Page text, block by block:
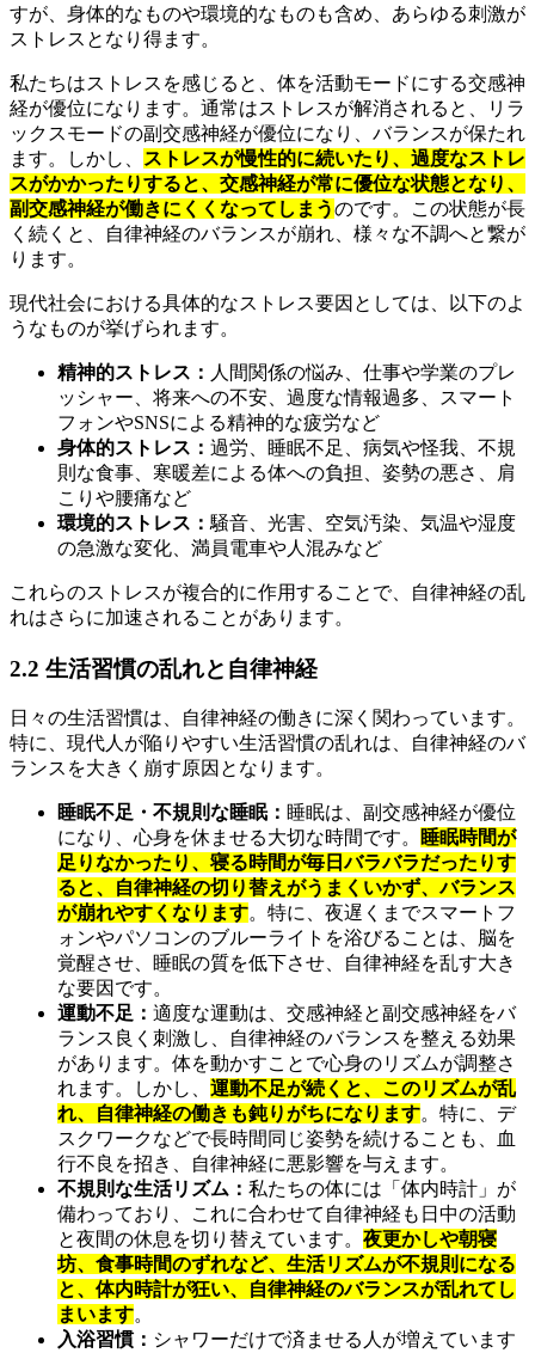
すが、身体的なものや環境的なものも含め、あらゆる刺激が
ストレスとなり得ます。
私たちはストレスを感じると、体を活動モードにする交感神
経が優位になります。通常はストレスが解消されると、リラ
ックスモードの副交感神経が優位になり、バランスが保たれ
ます。しかし、
ストレスが慢性的に続いたり、過度なストレ
スがかかったりすると、交感神経が常に優位な状態となり、
副交感神経が働きにくくなってしまうのです。この状態が長
く続くと、自律神経のバランスが崩れ、様々な不調へと繋が
ります。
現代社会における具体的なストレス要因としては、以下のよ
うなものが挙げられます。
精神的ストレス： 人間関係の悩み、仕事や学業のプレ
ッシャー、将来への不安、過度な情報過多、スマート
フォンやSNSによる精神的な疲労など
身体的ストレス： 過労、睡眠不足、病気や怪我、不規
則な食事、寒暖差による体への負担、姿勢の悪さ、肩
こりや腰痛など
環境的ストレス： 騒音、光害、空気汚染、気温や湿度
の急激な変化、満員電車や人混みなど
これらのストレスが複合的に作用することで、自律神経の乱
れはさらに加速されることがあります。
2.2 生活習慣の乱れと自律神経
日々の生活習慣は、自律神経の働きに深く関わっています。
特に、現代人が陥りやすい生活習慣の乱れは、自律神経のバ
ランスを大きく崩す原因となります。
睡眠不足・不規則な睡眠： 睡眠は、副交感神経が優位
になり、心身を休ませる大切な時間です。
睡眠時間が
足りなかったり、寝る時間が毎日バラバラだったりす
ると、自律神経の切り替えがうまくいかず、バランス
が崩れやすくなります。特に、夜遅くまでスマートフ
ォンやパソコンのブルーライトを浴びることは、脳を
覚醒させ、睡眠の質を低下させ、自律神経を乱す大き
な要因です。
運動不足： 適度な運動は、交感神経と副交感神経をバ
ランス良く刺激し、自律神経のバランスを整える効果
があります。体を動かすことで心身のリズムが調整さ
れます。しかし、 運動不足が続くと、このリズムが乱
れ、自律神経の働きも鈍りがちになります。特に、デ
スクワークなどで長時間同じ姿勢を続けることも、血
行不良を招き、自律神経に悪影響を与えます。
不規則な生活リズム： 私たちの体には「体内時計」が
備わっており、これに合わせて自律神経も日中の活動
と夜間の休息を切り替えています。 夜更かしや朝寝
坊、食事時間のずれなど、生活リズムが不規則になる
と、体内時計が狂い、自律神経のバランスが乱れてし
まいます。
入浴習慣： シャワーだけで済ませる人が増えています